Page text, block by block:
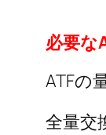
必要な
ATFの
全量交